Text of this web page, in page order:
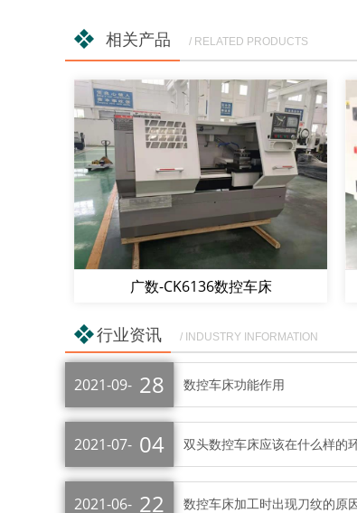
相关产品 / RELATED PRODUCTS
广数-CK6136数控车床
行业资讯 / INDUSTRY INFORMATION
2021-09- 28 数控车床功能作用
2021-07- 04 双头数控车床应该在什么样的
2021-06- 22 数控车床加工时出现刀纹的原